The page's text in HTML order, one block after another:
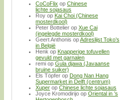
CoCoFlix op Chinese
lichte sojasaus
Roy op Kai Choi (Chinese
mosterdkool)
Peter Bottelier op Xue Cai
(ingelegde mosterdkool)
Geert Anthonis opAdreslijst Toko’s
in België
Henk op Knapperige tofuvellen
gevuld met garnalen
remi op Gula djawa (Javaanse
bruine suiker)
Els Töpfer op Dong Nan Hang
Supermarket in Delft (centrum)
Xuper op Chinese lichte sojasaus
Joyce Kromodirijo op Oriental in ’s